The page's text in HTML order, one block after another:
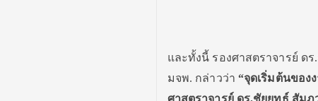
และทั้งนี้ รองศาสตราจารย์ ด
มจพ. กล่าวว่า “จุดเริ่มต้นของ
ศาสตราจารย์ ดร.ชัยยุทธ์ สัม